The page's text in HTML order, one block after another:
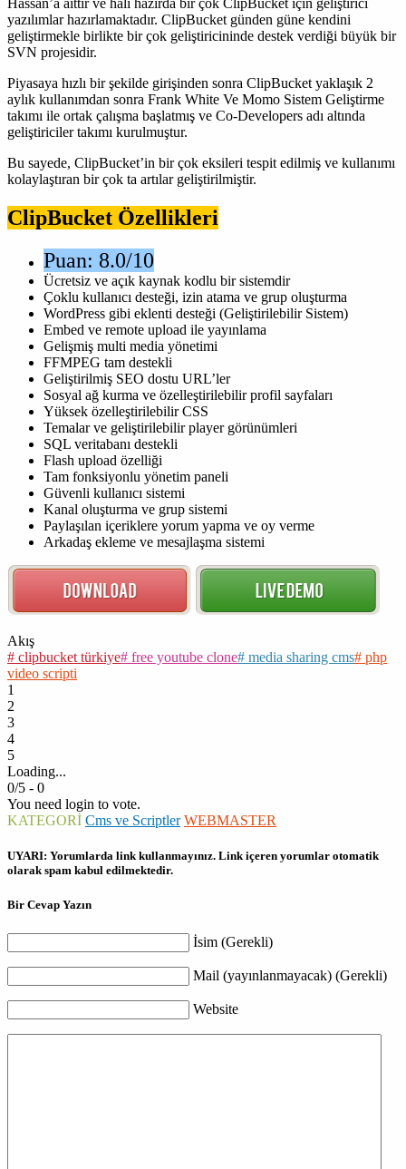
Hassan’a aittir ve hali hazırda bir çok ClipBucket için geliştirici
yazılımlar hazırlamaktadır. ClipBucket günden güne kendini
geliştirmekle birlikte bir çok geliştiricininde destek verdiği büyük bir
SVN projesidir.
Piyasaya hızlı bir şekilde girişinden sonra ClipBucket yaklaşık 2
aylık kullanımdan sonra Frank White Ve Momo Sistem Geliştirme
takımı ile ortak çalışma başlatmış ve Co-Developers adı altında
geliştiriciler takımı kurulmuştur.
Bu sayede, ClipBucket’in bir çok eksileri tespit edilmiş ve kullanımı
kolaylaştıran bir çok ta artılar geliştirilmiştir.
ClipBucket Özellikleri
Puan: 8.0/10
Ücretsiz ve açık kaynak kodlu bir sistemdir
Çoklu kullanıcı desteği, izin atama ve grup oluşturma
WordPress gibi eklenti desteği (Geliştirilebilir Sistem)
Embed ve remote upload ile yayınlama
Gelişmiş multi media yönetimi
FFMPEG tam destekli
Geliştirilmiş SEO dostu URL’ler
Sosyal ağ kurma ve özelleştirilebilir profil sayfaları
Yüksek özelleştirilebilir CSS
Temalar ve geliştirilebilir player görünümleri
SQL veritabanı destekli
Flash upload özelliği
Tam fonksiyonlu yönetim paneli
Güvenli kullanıcı sistemi
Kanal oluşturma ve grup sistemi
Paylaşılan içeriklere yorum yapma ve oy verme
Arkadaş ekleme ve mesajlaşma sistemi
Akış
# clipbucket türkiye# free youtube clone# media sharing cms# php
video scripti
1
2
3
4
5
Loading...
0/5 - 0
You need login to vote.
KATEGORİ Cms ve Scriptler WEBMASTER
UYARI: Yorumlarda link kullanmayınız. Link içeren yorumlar otomatik
olarak spam kabul edilmektedir.
Bir Cevap Yazın
İsim (Gerekli)
Mail (yayınlanmayacak) (Gerekli)
Website